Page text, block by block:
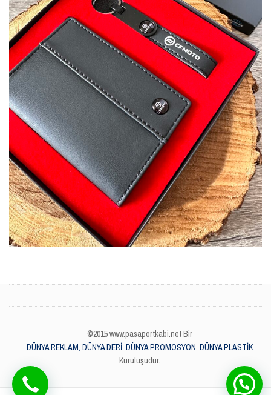
©2015 www.pasaportkabi.net Bir
DÜNYA REKLAM, DÜNYA DERİ, DÜNYA PROMOSYON, DÜNYA PLASTİK
Kuruluşudur.